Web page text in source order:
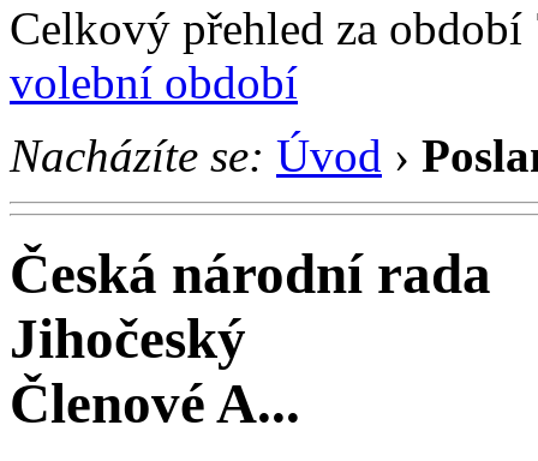
Celkový přehled za
volební období
Nacházíte se: Úvod ›
Česká národní rada
Jihočeský
Členové A...